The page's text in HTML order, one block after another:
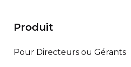
Produit
Pour Directeurs ou Gérants